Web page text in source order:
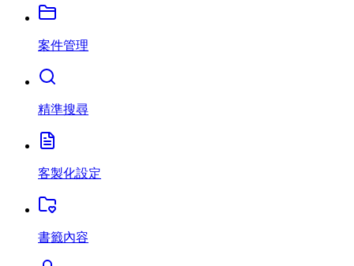
案件管理
精準搜尋
客製化設定
書籤內容